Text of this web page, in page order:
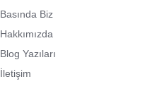
Basında Biz
Hakkımızda
Blog Yazıları
İletişim